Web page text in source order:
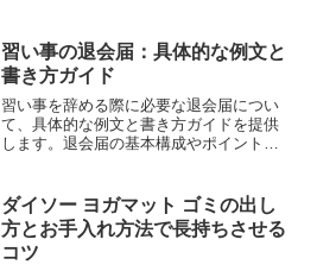
習い事の退会届：具体的な例文と
書き方ガイド
習い事を辞める際に必要な退会届につい
て、具体的な例文と書き方ガイドを提供
します。退会届の基本構成やポイント、
ダイソー ヨガマット ゴミの出し
方とお手入れ方法で長持ちさせる
コツ